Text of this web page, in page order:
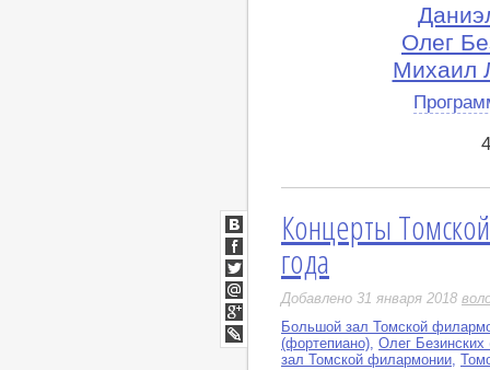
Олег
Михаил
Концерты
года
Добавлено 31 января 2018
Большой зал Томской
(фортепиано), Олег Безинских
зал Томской филармонии,
ВКонтакте
Facebook
Twitter
Мой
Мир
Google+
LiveJournal